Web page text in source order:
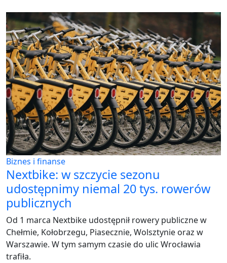
Biznes i finanse
Nextbike: w szczycie sezonu
udostępnimy niemal 20 tys. rowerów
publicznych
Od 1 marca Nextbike udostępnił rowery publiczne w
Chełmie, Kołobrzegu, Piasecznie, Wolsztynie oraz w
Warszawie. W tym samym czasie do ulic Wrocławia
trafiła.